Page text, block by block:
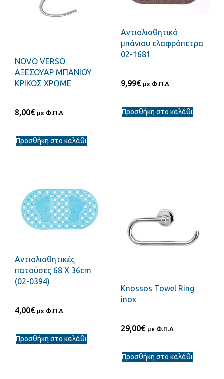
NOVO VERSO
ΑΞΕΣΟΥΑΡ ΜΠΑΝΙΟΥ
ΚΡΙΚΟΣ ΧΡΩΜΕ
8,00€ με Φ.Π.Α
Προσθήκη στο καλάθι
Αντιολισθητικό
μπάνιου ελαφρόπετρα
02-1681
9,99€ με Φ.Π.Α
Προσθήκη στο καλάθι
Αντιολισθητικές
πατούσες 68 X 36cm
(02-0394)
4,00€ με Φ.Π.Α
Προσθήκη στο καλάθι
Knossos Towel Ring
inox
29,00€ με Φ.Π.Α
Προσθήκη στο καλάθι